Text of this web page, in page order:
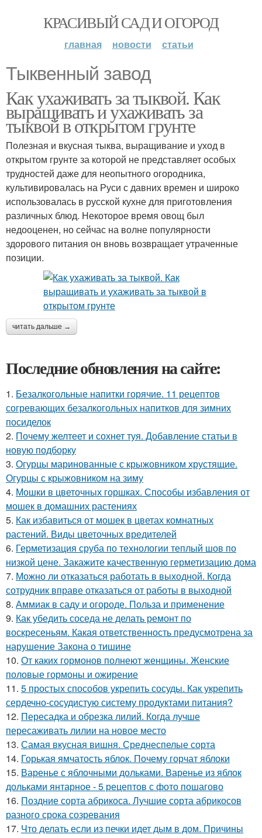
КРАСИВЫЙ САД И ОГОРОД
главная новости статьи
Тыквенный завод
Как ухаживать за тыквой. Как
выращивать и ухаживать за
тыквой в открытом грунте
Полезная и вкусная тыква, выращивание и уход в
открытом грунте за которой не представляет особых
трудностей даже для неопытного огородника,
культивировалась на Руси с давних времен и широко
использовалась в русской кухне для приготовления
различных блюд. Некоторое время овощ был
недооценен, но сейчас на волне популярности
здорового питания он вновь возвращает утраченные
позиции.
читать дальше →
Последние обновления на сайте:
1. Безалкогольные напитки горячие. 11 рецептов
согревающих безалкогольных напитков для зимних
посиделок
2. Почему желтеет и сохнет туя. Добавление статьи в
новую подборку
3. Огурцы маринованные с крыжовником хрустящие.
Огурцы с крыжовником на зиму
4. Мошки в цветочных горшках. Способы избавления от
мошек в домашних растениях
5. Как избавиться от мошек в цветах комнатных
растений. Виды цветочных вредителей
6. Герметизация сруба по технологии теплый шов по
низкой цене. Закажите качественную герметизацию дома
7. Можно ли отказаться работать в выходной. Когда
сотрудник вправе отказаться от работы в выходной
8. Аммиак в саду и огороде. Польза и применение
9. Как убедить соседа не делать ремонт по
воскресеньям. Какая ответственность предусмотрена за
нарушение Закона о тишине
10. От каких гормонов полнеют женщины. Женские
половые гормоны и ожирение
11. 5 простых способов укрепить сосуды. Как укрепить
сердечно-сосудистую систему продуктами питания?
12. Пересадка и обрезка лилий. Когда лучше
пересаживать лилии на новое место
13. Самая вкусная вишня. Среднеспелые сорта
14. Горькая ямчатость яблок. Почему горчат яблоки
15. Варенье с яблочными дольками. Варенье из яблок
дольками янтарное - 5 рецептов с фото пошагово
16. Поздние сорта абрикоса. Лучшие сорта абрикосов
разного срока созревания
17. Что делать если из печки идет дым в дом. Причины